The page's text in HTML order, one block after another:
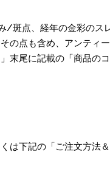
/斑点、経年の金彩のス
の点も含め、アンティ
末尾に記載の「商品の
下記の「ご注文方法